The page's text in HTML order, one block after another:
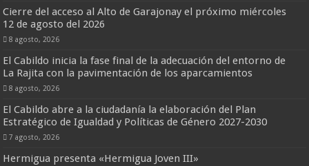
Cierre del acceso al Alto de Garajonay el próximo miércoles
12 de agosto del 2026
8 agosto, 2026
El Cabildo inicia la fase final de la adecuación del entorno de
La Rajita con la pavimentación de los aparcamientos
8 agosto, 2026
El Cabildo abre a la ciudadanía la elaboración del Plan
Estratégico de Igualdad y Políticas de Género 2027-2030
7 agosto, 2026
Hermigua presenta «Hermigua Joven III»